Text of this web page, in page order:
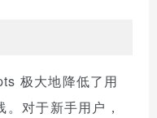
极大地降低了用
对于新手用户，